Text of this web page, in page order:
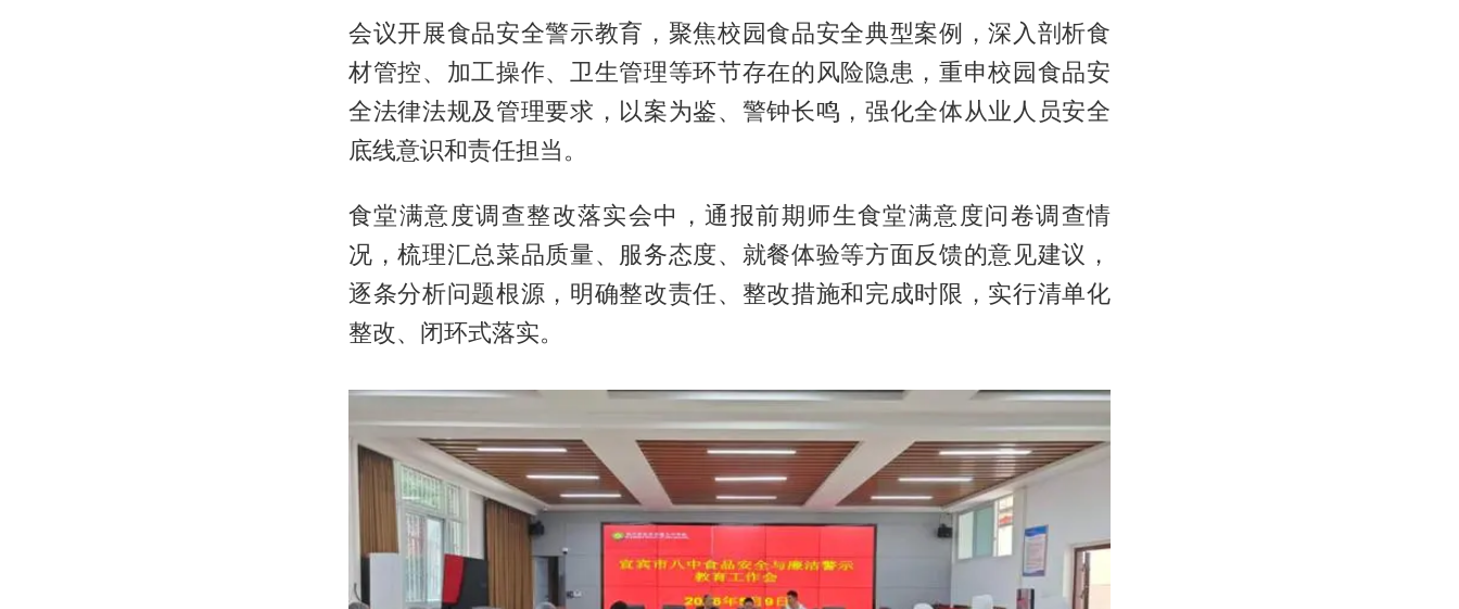
会议开展食品安全警示教育，聚焦校园食品安全典型案例，深入剖析食
材管控、加工操作、卫生管理等环节存在的风险隐患，重申校园食品安
全法律法规及管理要求，以案为鉴、警钟长鸣，强化全体从业人员安全
底线意识和责任担当。
食堂满意度调查整改落实会中，通报前期师生食堂满意度问卷调查情
况，梳理汇总菜品质量、服务态度、就餐体验等方面反馈的意见建议，
逐条分析问题根源，明确整改责任、整改措施和完成时限，实行清单化
整改、闭环式落实。